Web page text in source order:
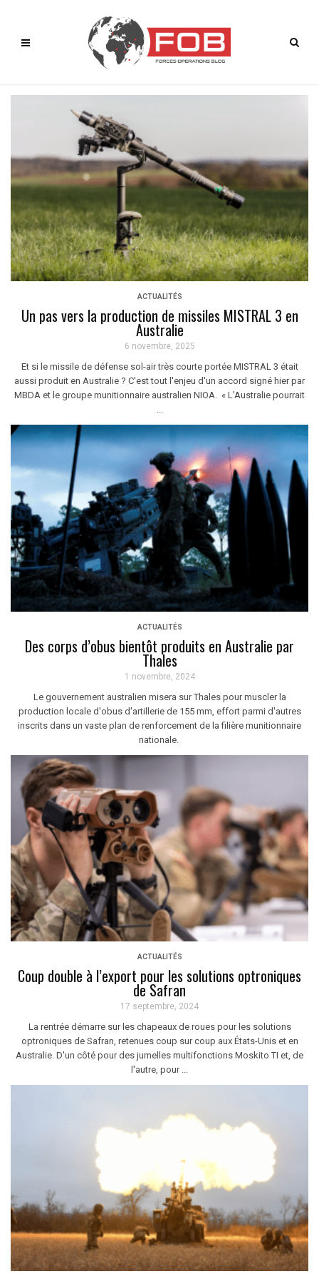
ACTUALITÉS
Un pas vers la production de missiles MISTRAL 3 en
Australie
6 novembre, 2025
Et si le missile de défense sol-air très courte portée MISTRAL 3 était
aussi produit en Australie ? C'est tout l'enjeu d'un accord signé hier par
MBDA et le groupe munitionnaire australien NIOA. « L'Australie pourrait
...
ACTUALITÉS
Des corps d’obus bientôt produits en Australie par
Thales
1 novembre, 2024
Le gouvernement australien misera sur Thales pour muscler la
production locale d'obus d'artillerie de 155 mm, effort parmi d'autres
inscrits dans un vaste plan de renforcement de la filière munitionnaire
nationale.
ACTUALITÉS
Coup double à l’export pour les solutions optroniques
de Safran
17 septembre, 2024
La rentrée démarre sur les chapeaux de roues pour les solutions
optroniques de Safran, retenues coup sur coup aux États-Unis et en
Australie. D'un côté pour des jumelles multifonctions Moskito TI et, de
l'autre, pour ...